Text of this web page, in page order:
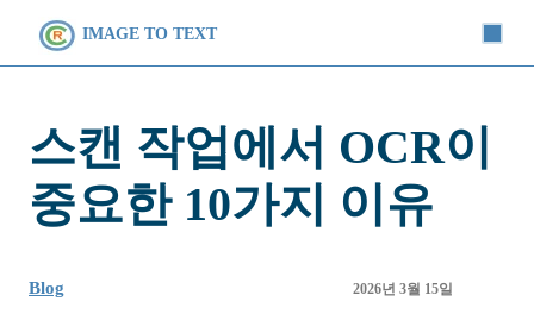
IMAGE TO TEXT
스캔 작업에서 OCR이
중요한 10가지 이유
Blog 2026년 3월 15일